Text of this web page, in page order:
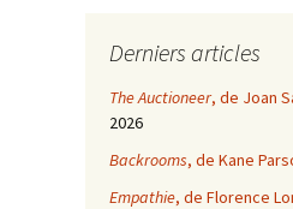
Derniers articles
The Auctioneer, de Joan
2026
Backrooms, de Kane
Empathie, de Florence